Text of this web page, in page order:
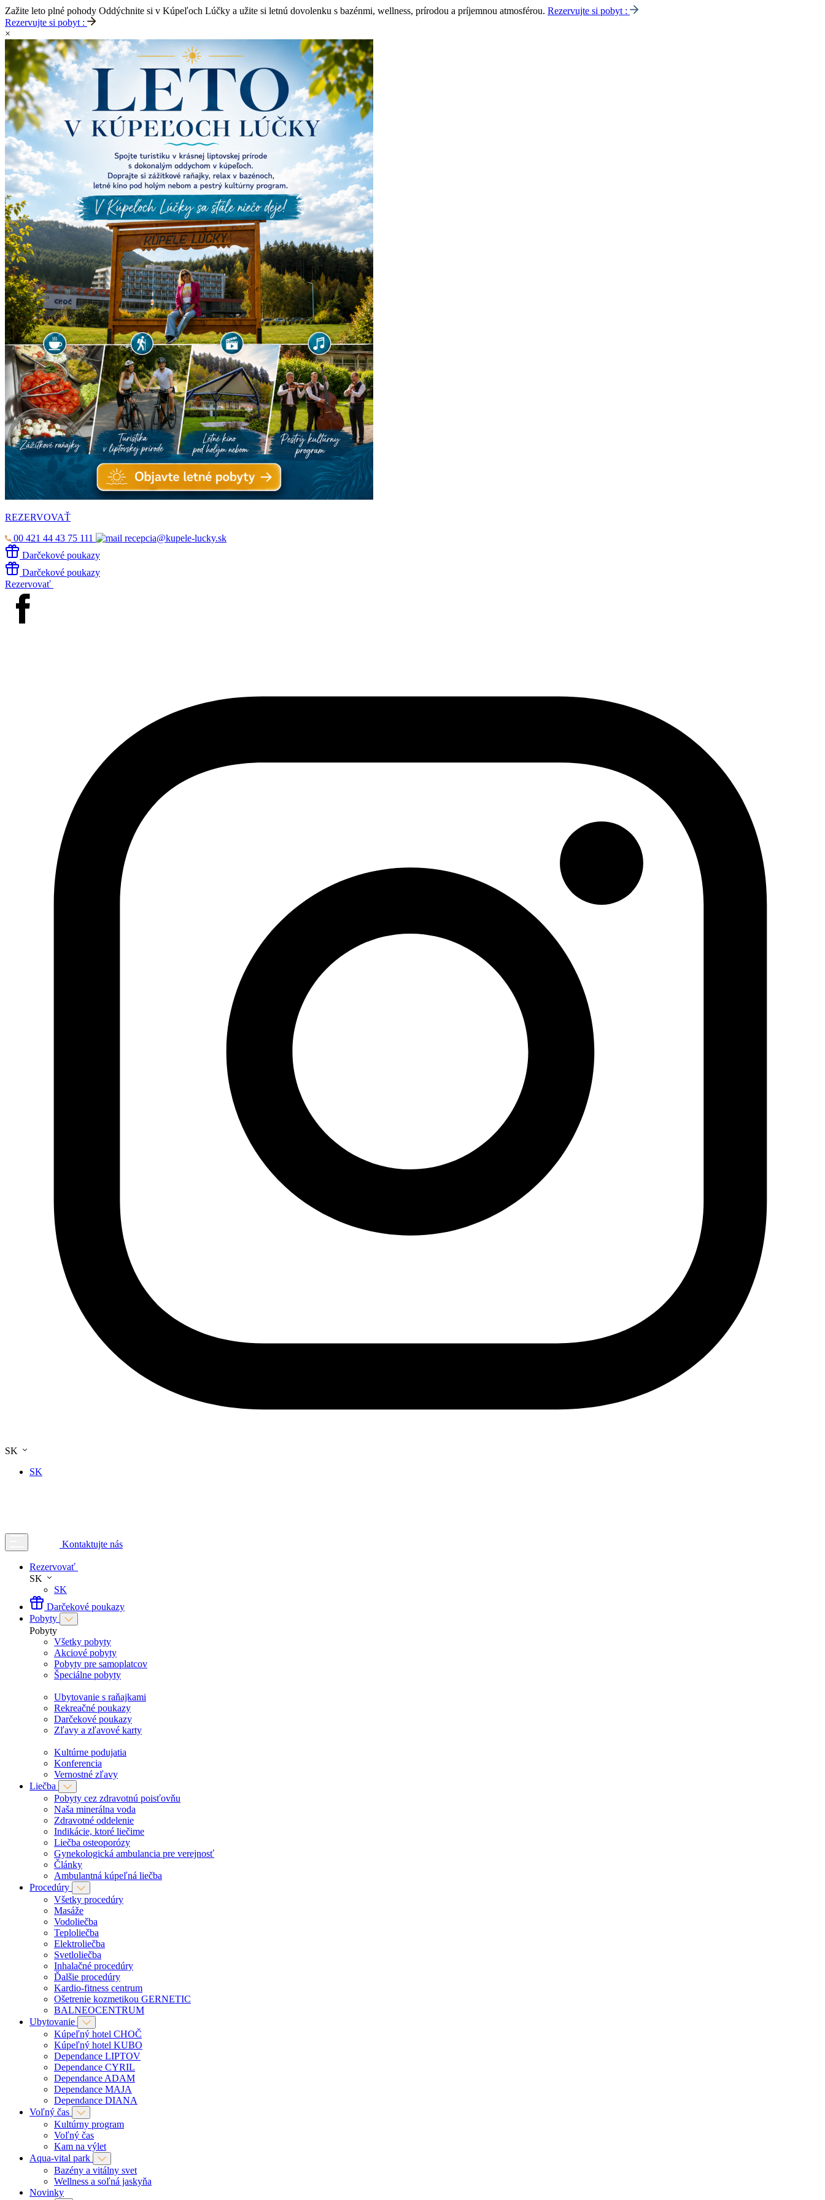
Zažite leto plné pohody Oddýchnite si v Kúpeľoch Lúčky a užite si letnú dovolenku s bazénmi, wellness, prírodou a príjemnou atmosférou. Rezervujte si pobyt :
Rezervujte si pobyt :
×
REZERVOVAŤ
00 421 44 43 75 111
recepcia@kupele-lucky.sk
Darčekové poukazy
Darčekové poukazy
Rezervovať
SK
SK
Kontaktujte nás
Rezervovať
SK
SK
Darčekové poukazy
Pobyty
Pobyty
Všetky pobyty
Akciové pobyty
Pobyty pre samoplatcov
Špeciálne pobyty
Ubytovanie s raňajkami
Rekreačné poukazy
Darčekové poukazy
Zľavy a zľavové karty
Kultúrne podujatia
Konferencia
Vernostné zľavy
Liečba
Pobyty cez zdravotnú poisťovňu
Naša minerálna voda
Zdravotné oddelenie
Indikácie, ktoré liečime
Liečba osteoporózy
Gynekologická ambulancia pre verejnosť
Články
Ambulantná kúpeľná liečba
Procedúry
Všetky procedúry
Masáže
Vodoliečba
Teploliečba
Elektroliečba
Svetloliečba
Inhalačné procedúry
Ďalšie procedúry
Kardio-fitness centrum
Ošetrenie kozmetikou GERNETIC
BALNEOCENTRUM
Ubytovanie
Kúpeľný hotel CHOČ
Kúpeľný hotel KUBO
Dependance LIPTOV
Dependance CYRIL
Dependance ADAM
Dependance MAJA
Dependance DIANA
Voľný čas
Kultúrny program
Voľný čas
Kam na výlet
Aqua-vital park
Bazény a vitálny svet
Wellness a soľná jaskyňa
Novinky